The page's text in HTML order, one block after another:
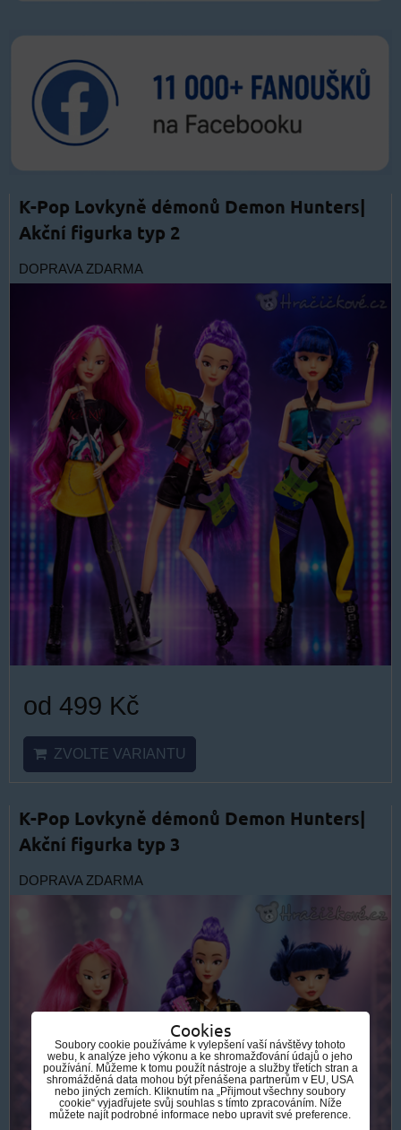
K-Pop Lovkyně démonů Demon Hunters|
Akční figurka typ 2
DOPRAVA ZDARMA
od 499 Kč
ZVOLTE VARIANTU
K-Pop Lovkyně démonů Demon Hunters|
Akční figurka typ 3
DOPRAVA ZDARMA
Cookies
Soubory cookie používáme k vylepšení vaší návštěvy tohoto
webu, k analýze jeho výkonu a ke shromažďování údajů o jeho
používání. Můžeme k tomu použít nástroje a služby třetích stran a
shromážděná data mohou být přenášena partnerům v EU, USA
nebo jiných zemích. Kliknutím na „Přijmout všechny soubory
cookie“ vyjadřujete svůj souhlas s tímto zpracováním. Níže
můžete najít podrobné informace nebo upravit své preference.